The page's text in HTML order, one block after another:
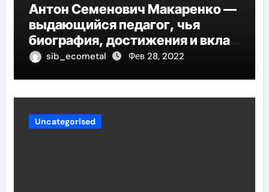
Антон Семенович Макаренко —
выдающийся педагог, чья
биография, достижения и вклад
в педагогику оказывают
sib_ecometal Фев 28, 2022
Uncategorised